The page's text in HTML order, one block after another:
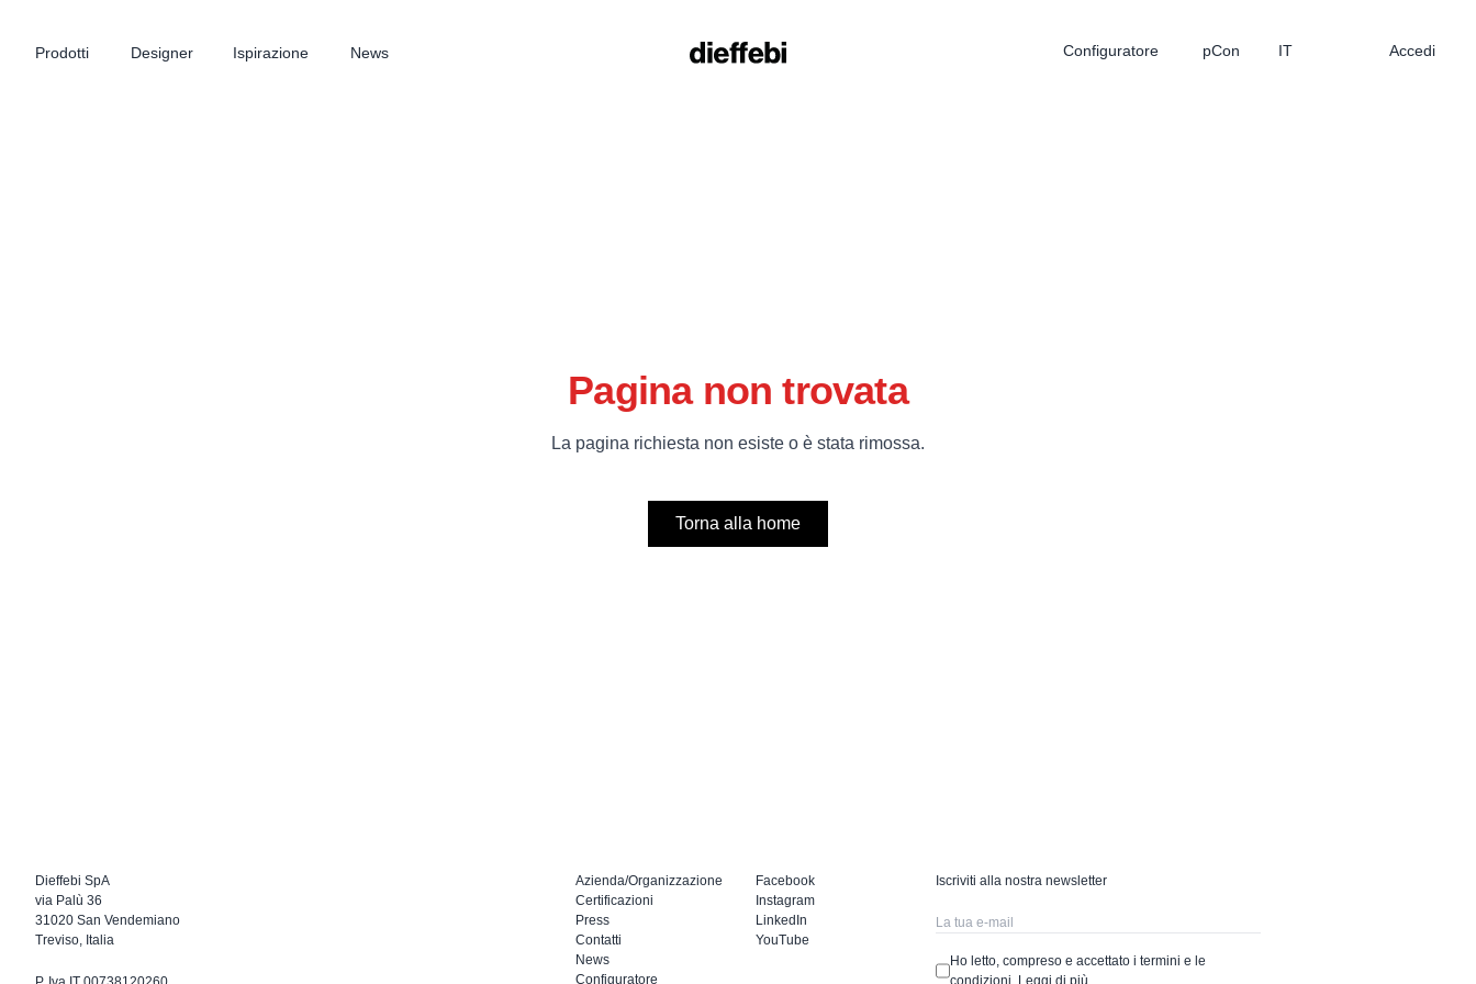
Prodotti Designer Ispirazione News Configuratore pCon IT Accedi
Pagina non trovata
La pagina richiesta non esiste o è stata rimossa.
Torna alla home
Dieffebi SpA
via Palù 36
31020 San Vendemiano
Treviso, Italia
Azienda/Organizzazione
Certificazioni
Press
Contatti
News
Configuratore
Facebook
Instagram
LinkedIn
YouTube
Iscriviti alla nostra newsletter
Ho letto, compreso e accettato i termini e le
condizioni.
Leggi di più